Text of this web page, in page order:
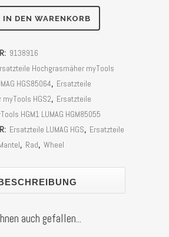
IN DEN WARENKORB
9138916
Hochgrasmäher myTools
HGS85064, Ersatzteile
HGS2, Ersatzteile
HGM1 LUMAG HGM85055
Ersatzteile LUMAG HGS, Ersatzteile
, Rad, Wheel
auch gefallen...